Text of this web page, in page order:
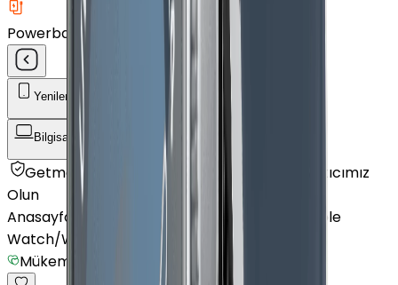
Powerbank
Yenilenmiş Telefon
Bilgisayar / Tablet Aksesuar
Getmobil Güvencesi Mağazalarımız
Satıcımız
Olun
Anasayfa
Akıllı Saat ve Bileklik Akıllı Saat
Apple
Watch/Watch Series 6
Mükemmel